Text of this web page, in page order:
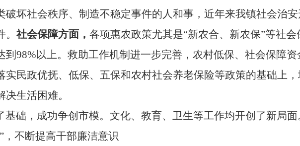
破坏社会秩序、制造不稳定事件的人和事，近年来我镇社会治
社会保障方面， 各项惠农政策尤其是“新农合、新农保”等社
到 98%以上。救助工作机制进一步完善，农村低保、社会保障资
民政优抚、低保、五保和农村社会养老保险等政策的基础上，
生活困难。
础，成功争创市模。文化、教育、卫生等工作均开创了新局面
，不断提高干部廉洁意识